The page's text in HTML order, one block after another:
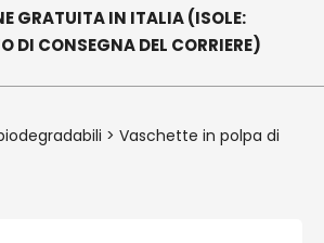
GRATUITA IN ITALIA (ISOLE:
DI CONSEGNA DEL CORRIERE)
> Vaschette in polpa di